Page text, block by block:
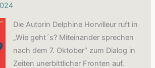
Die Autorin Delphine Horvilleur ruft in
„Wie geht´s? Miteinander sprechen
nach dem 7. Oktober“ zum Dialog in
Zeiten unerbittlicher Fronten auf.